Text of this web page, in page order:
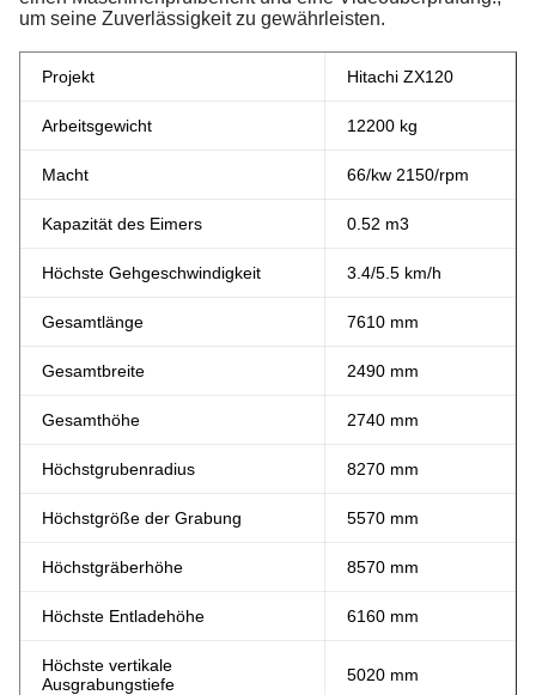
um seine Zuverlässigkeit zu gewährleisten.
Projekt Hitachi ZX120
Arbeitsgewicht 12200 kg
Macht 66/kw 2150/rpm
Kapazität des Eimers 0.52 m3
Höchste Gehgeschwindigkeit 3.4/5.5 km/h
Gesamtlänge 7610 mm
Gesamtbreite 2490 mm
Gesamthöhe 2740 mm
Höchstgrubenradius 8270 mm
Höchstgröße der Grabung 5570 mm
Höchstgräberhöhe 8570 mm
Höchste Entladehöhe 6160 mm
Höchste vertikale
Ausgrabungstiefe
5020 mm